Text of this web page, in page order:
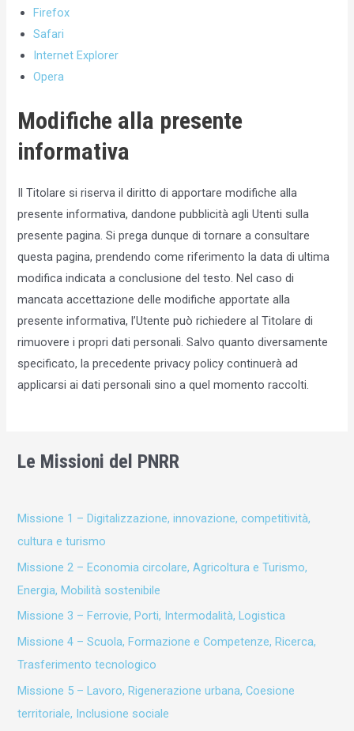
Firefox
Safari
Internet Explorer
Opera
Modifiche alla presente
informativa
Il Titolare si riserva il diritto di apportare modifiche alla
presente informativa, dandone pubblicità agli Utenti sulla
presente pagina. Si prega dunque di tornare a consultare
questa pagina, prendendo come riferimento la data di ultima
modifica indicata a conclusione del testo. Nel caso di
mancata accettazione delle modifiche apportate alla
presente informativa, l’Utente può richiedere al Titolare di
rimuovere i propri dati personali. Salvo quanto diversamente
specificato, la precedente privacy policy continuerà ad
applicarsi ai dati personali sino a quel momento raccolti.
Le Missioni del PNRR
Missione 1 – Digitalizzazione, innovazione, competitività,
cultura e turismo
Missione 2 – Economia circolare, Agricoltura e Turismo,
Energia, Mobilità sostenibile
Missione 3 – Ferrovie, Porti, Intermodalità, Logistica
Missione 4 – Scuola, Formazione e Competenze, Ricerca,
Trasferimento tecnologico
Missione 5 – Lavoro, Rigenerazione urbana, Coesione
territoriale, Inclusione sociale